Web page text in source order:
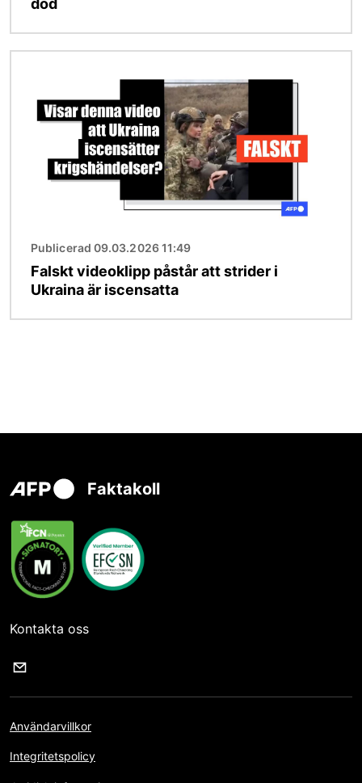
Publicerad 09.03.2026 11:49
Falskt videoklipp påstår att strider i
Ukraina är iscensatta
Faktakoll
Kontakta oss
Användarvillkor
Integritetspolicy